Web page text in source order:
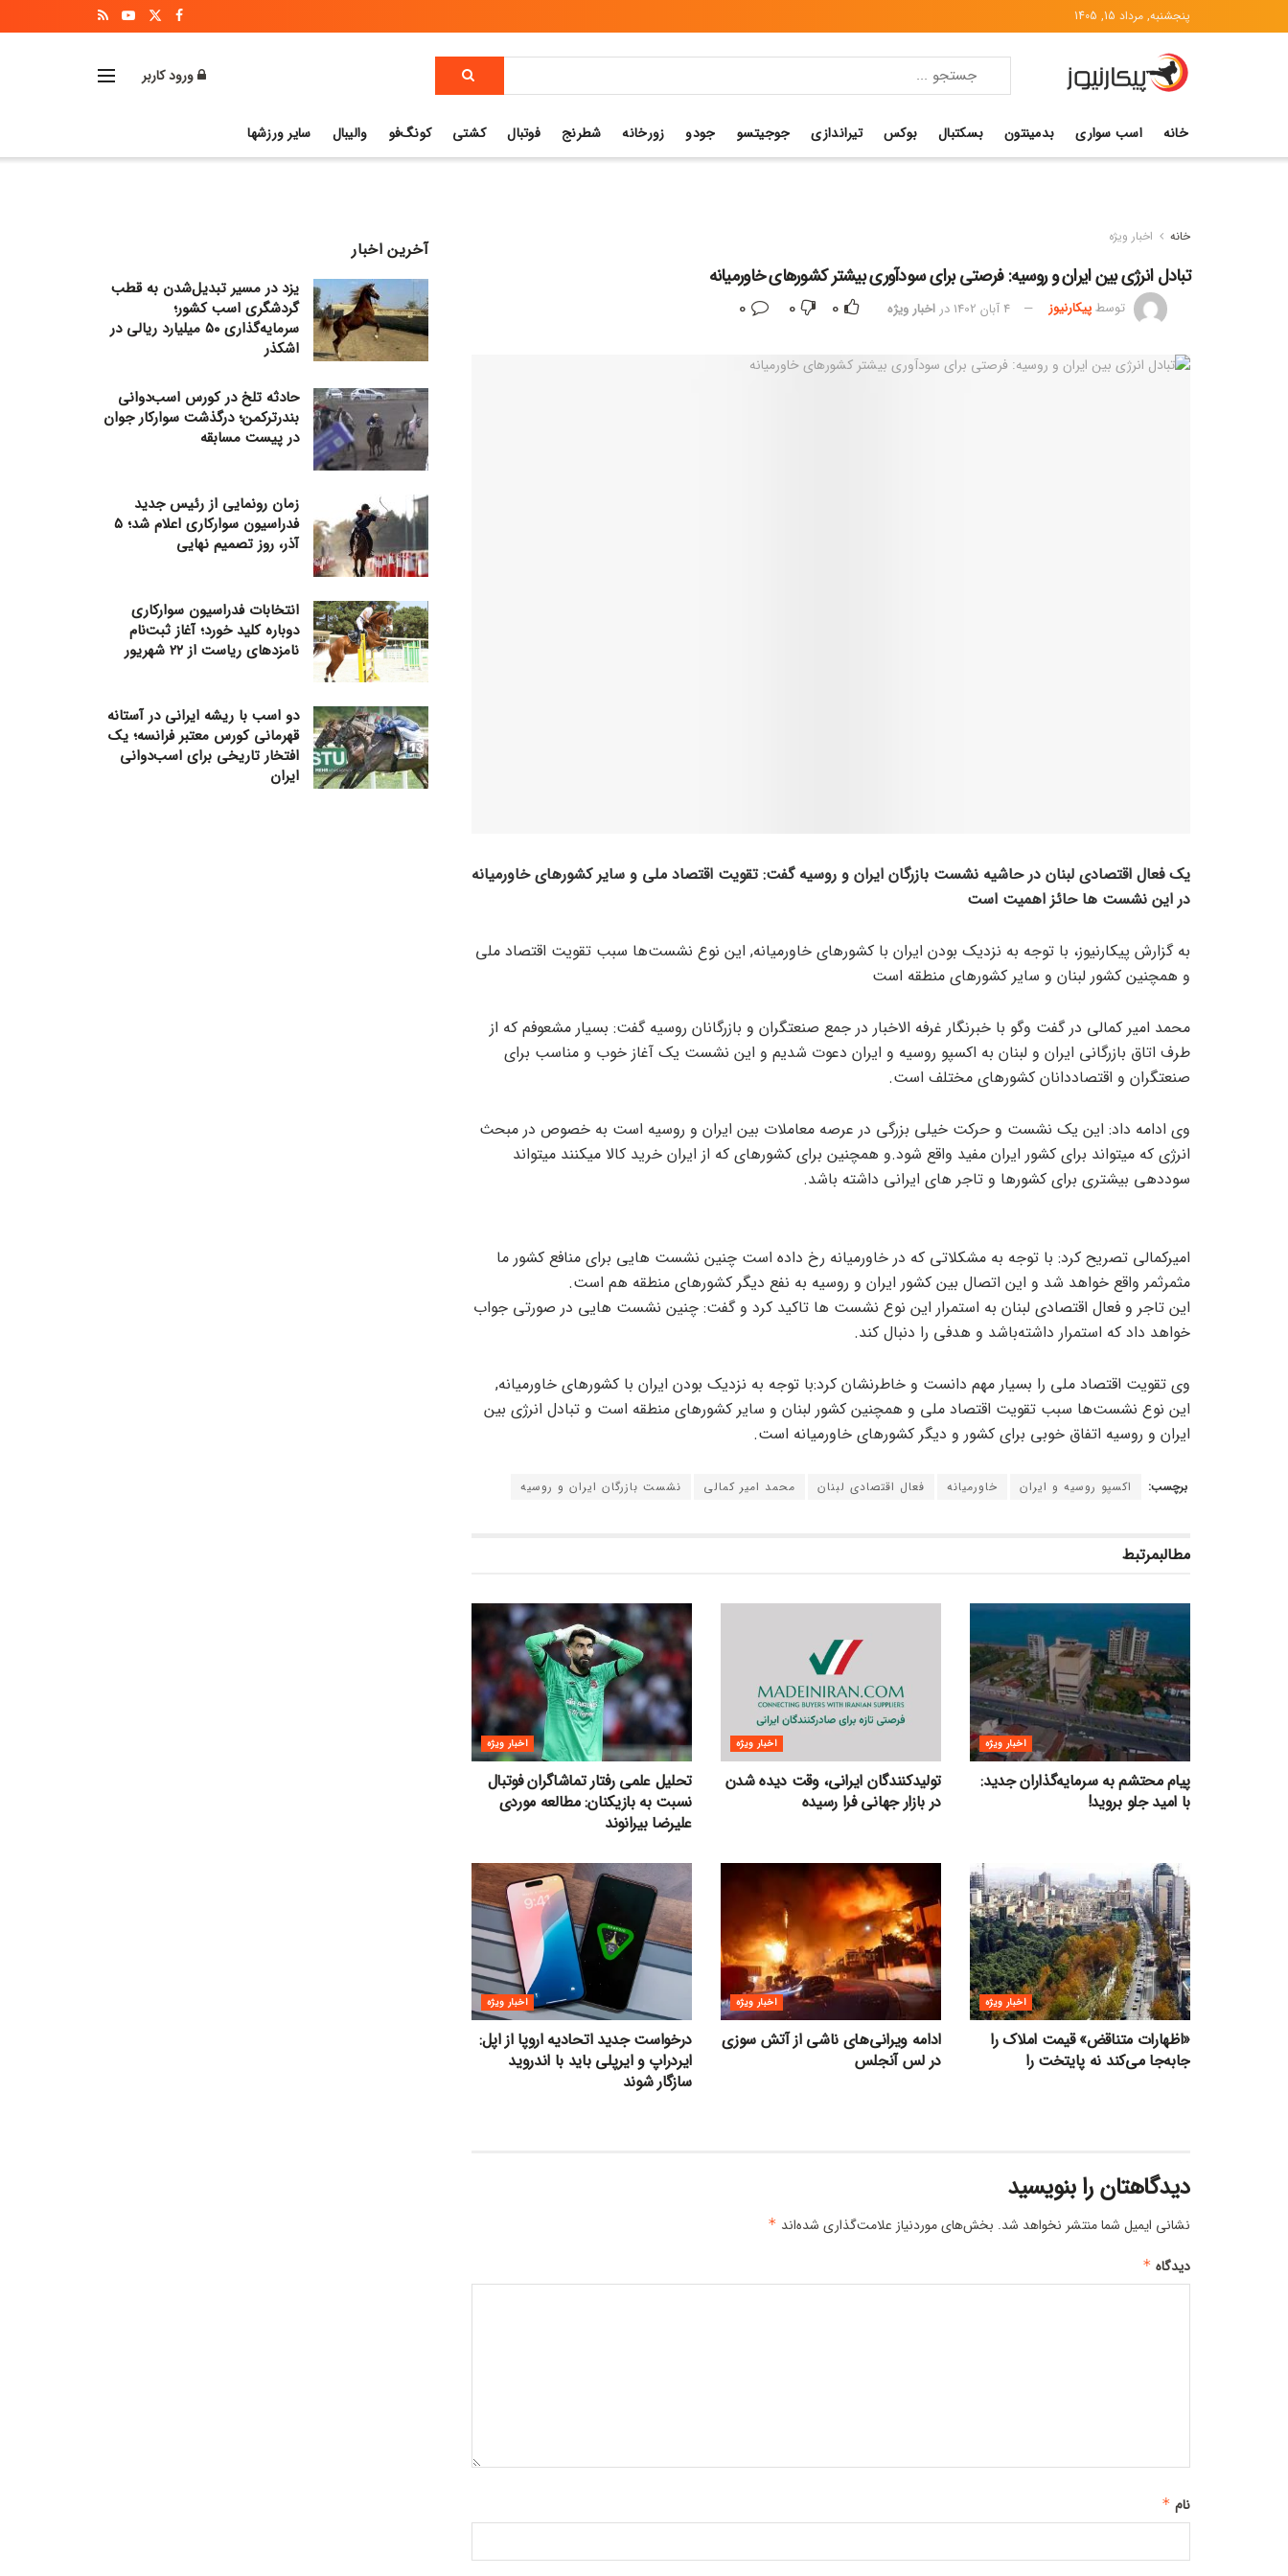
پنجشنبه, مرداد 15, 1405
ورود کاربر
خانه اسب سواری بدمینتون بسکتبال بوکس تیراندازی جوجیتسو جودو زورخانه شطرنج فوتبال کشتی کونگ‌فو والیبال سایر ورزشها
خانه اخبار ویژه
تبادل انرژی بین ایران و روسیه: فرصتی برای سودآوری بیشتر کشورهای خاورمیانه
توسطپیکارنیوز 4 آبان 1402 در اخبار ویژه 0
0
یک فعال اقتصادی لبنان در حاشیه نشست بازرگان ایران و روسیه گفت: تقویت اقتصاد ملی و سایر کشورهای خاورمیانه
در این نشست ها حائز اهمیت است
به گزارش پیکارنیوز، با توجه به نزدیک بودن ایران با کشورهای خاورمیانه, این نوع نشست‌ها سبب تقویت اقتصاد ملی
و همچنین کشور لبنان و سایر کشورهای منطقه است
محمد امیر کمالی در گفت وگو با خبرنگار غرفه الاخبار در جمع صنعتگران و بازرگانان روسیه گفت: بسیار مشعوفم که از
طرف اتاق بازرگانی ایران و لبنان به اکسپو روسیه و ایران دعوت شدیم و این نشست یک آغاز خوب و مناسب برای
صنعتگران و اقتصاددانان کشورهای مختلف است.
وی ادامه داد: این یک نشست و حرکت خیلی بزرگی در عرصه معاملات بین ایران و روسیه است به خصوص در مبحث
انرژی که میتواند برای کشور ایران مفید واقع شود.و همچنین برای کشورهای که از ایران خرید کالا میکنند میتواند
سوددهی بیشتری برای کشورها و تاجر های ایرانی داشته باشد.
امیرکمالی تصریح کرد: با توجه به مشکلاتی که در خاورمیانه رخ داده است چنین نشست هایی برای منافع کشور ما
مثمرثمر واقع خواهد شد و این اتصال بین کشور ایران و روسیه به نفع دیگر کشورهای منطقه هم است.
این تاجر و فعال اقتصادی لبنان به استمرار این نوع نشست ها تاکید کرد و گفت: چنین نشست هایی در صورتی جواب
خواهد داد که استمرار داشته‌باشد و هدفی را دنبال کند.
وی تقویت اقتصاد ملی را بسیار مهم دانست و خاطرنشان کرد:با توجه به نزدیک بودن ایران با کشورهای خاورمیانه,
این نوع نشست‌ها سبب تقویت اقتصاد ملی و همچنین کشور لبنان و سایر کشورهای منطقه است و تبادل انرژی بین
ایران و روسیه اتفاق خوبی برای کشور و دیگر کشورهای خاورمیانه است.
برچسب: اکسپو روسیه و ایران خاورمیانه فعال اقتصادی لبنان محمد امیر کمالی نشست بازرگان ایران و روسیه
مطالبمرتبط
اخبار ویژه
پیام محتشم به سرمایه‌گذاران جدید:
با امید جلو بروید!
اخبار ویژه
تولیدکنندگان ایرانی، وقت دیده شدن
در بازار جهانی فرا رسیده
اخبار ویژه
تحلیل علمی رفتار تماشاگران فوتبال
نسبت به بازیکنان: مطالعه موردی
علیرضا بیرانوند
اخبار ویژه
«اظهارات متناقض» قیمت‌ املاک را
جابه‌جا می‌کند نه پایتخت را
اخبار ویژه
ادامه ویرانی‌های ناشی از آتش سوزی
در لس آنجلس
اخبار ویژه
درخواست جدید اتحادیه اروپا از اپل:
ایردراپ و ایرپلی باید با اندروید
سازگار شوند
دیدگاهتان را بنویسید
نشانی ایمیل شما منتشر نخواهد شد. بخش‌های موردنیاز علامت‌گذاری شده‌اند *
دیدگاه *
نام *
آخرین اخبار
یزد در مسیر تبدیل‌شدن به قطب
گردشگری اسب کشور؛
سرمایه‌گذاری ۵۰ میلیارد ریالی در
اشکذر
حادثه تلخ در کورس اسب‌دوانی
بندرترکمن؛ درگذشت سوارکار جوان
در پیست مسابقه
زمان رونمایی از رئیس جدید
فدراسیون سوارکاری اعلام شد؛ ۵
آذر، روز تصمیم نهایی
انتخابات فدراسیون سوارکاری
دوباره کلید خورد؛ آغاز ثبت‌نام
نامزدهای ریاست از ۲۲ شهریور
دو اسب با ریشه ایرانی در آستانه
قهرمانی کورس معتبر فرانسه؛ یک
افتخار تاریخی برای اسب‌دوانی
ایران